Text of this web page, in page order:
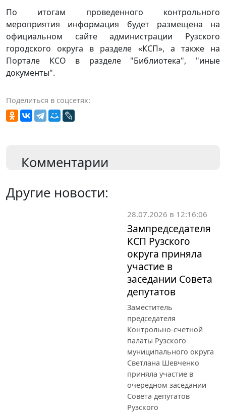
По итогам проведенного контрольного
мероприятия информация будет размещена на
официальном сайте администрации Рузского
городского округа в разделе «КСП», а также на
Портале КСО в разделе "Библиотека", "иные
документы".
Поделиться в соцсетях:
Комментарии
Другие новости:
28.07.2026 в 12:16:06
Зампредседателя
КСП Рузского
округа приняла
участие в
заседании Совета
депутатов
Заместитель
председателя
Контрольно-счетной
палаты Рузского
муниципального округа
Светлана Шевченко
приняла участие в
очередном заседании
Совета депутатов
Рузского